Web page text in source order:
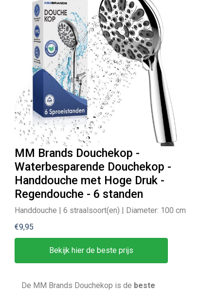
MM Brands Douchekop -
Waterbesparende Douchekop -
Handdouche met Hoge Druk -
Regendouche - 6 standen
Handdouche | 6 straalsoort(en) | Diameter: 100 cm
€9,95
Bekijk hier de beste prijs
De MM Brands Douchekop is de beste